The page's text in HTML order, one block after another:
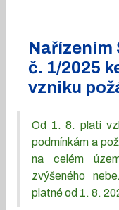
Nařízením
č. 1/2025
vzniku
Od 1. 8. platí
podmínkám a
na celém
zvýšeného
platné od 1. 8.